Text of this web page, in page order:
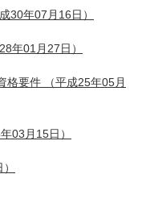
30年07月16日）
年01月27日）
格要件 （平成25年05月
03月15日）